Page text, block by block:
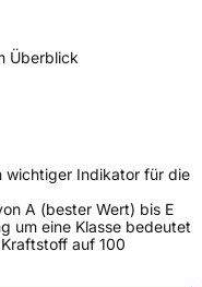
Überblick
wichtiger Indikator für die
A (bester Wert) bis E
um eine Klasse bedeutet
auf 100